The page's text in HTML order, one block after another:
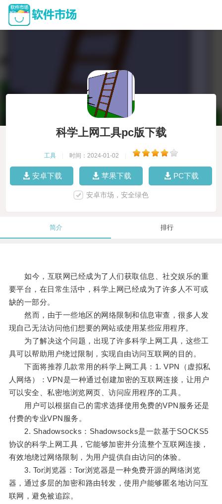
科学上网工具pc版下载
工具 时间：2024-01-02
安卓下载 苹果下载 PC下载
安卓市场，安全绿色
简介 排行
如今，互联网已经成为了人们获取信息、社交娱乐的重
要平台，在日常生活中，科学上网已经成为了许多人不可或
缺的一部分。
然而，由于一些地区的网络限制和信息审查，很多人发
现自己无法访问他们想要的网站或使用某些应用程序。
为了解决这个问题，出现了许多科学上网工具，这些工
具可以帮助用户绕过限制，实现自由访问互联网的目的。
下面将推荐几款常用的科学上网工具：1. VPN（虚拟私
人网络）：VPN是一种通过创建加密的互联网连接，让用户
可以安全、私密地浏览网页、访问应用程序的工具。
用户可以根据自己的需求选择使用免费的VPN服务还是
付费的专业VPN服务。
2. Shadowsocks：Shadowsocks是一款基于SOCKS5
协议的科学上网工具，它能够加密并分流整个互联网连接，
有效地绕过网络限制，为用户提供自由访问的体验。
3. Tor浏览器：Tor浏览器是一种免费开源的网络浏览
器，通过多层的加密和路由转发，使用户能够匿名地访问互
联网，避免被追踪。